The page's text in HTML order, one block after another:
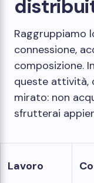
Raggruppiamo
connessione,
composizione.
queste attività,
mirato: non
sfrutterai
Lavoro